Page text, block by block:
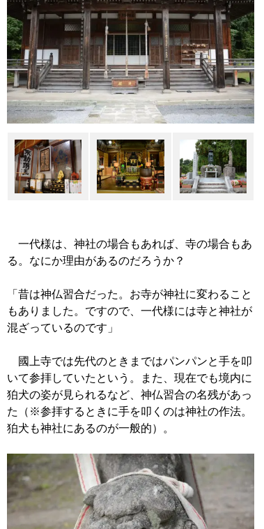
一代様は、神社の場合もあれば、寺の場合もあ
る。なにか理由があるのだろうか？
「昔は神仏習合だった。お寺が神社に変わること
もありました。ですので、一代様には寺と神社が
混ざっているのです」
國上寺では先代のときまではパンパンと手を叩
いて参拝していたという。また、現在でも境内に
狛犬の姿が見られるなど、神仏習合の名残があっ
た（※参拝するときに手を叩くのは神社の作法。
狛犬も神社にあるのが一般的）。